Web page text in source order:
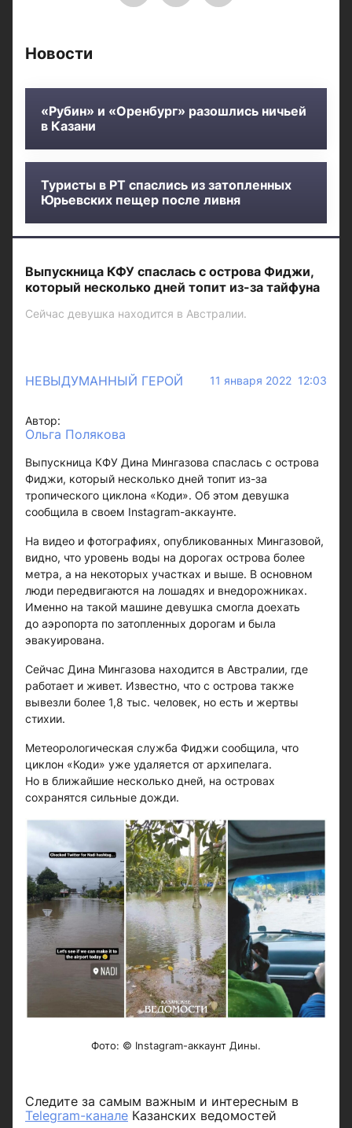
Новости
«Рубин» и «Оренбург» разошлись ничьей
в Казани
Туристы в РТ спаслись из затопленных
Юрьевских пещер после ливня
Выпускница КФУ спаслась с острова Фиджи,
который несколько дней топит из-за тайфуна
Сейчас девушка находится в Австралии.
НЕВЫДУМАННЫЙ ГЕРОЙ 11 января 2022 12:03
Автор:
Ольга Полякова
Выпускница КФУ Дина Мингазова спаслась с острова
Фиджи, который несколько дней топит из-за
тропического циклона «Коди». Об этом девушка
сообщила в своем Instagram-аккаунте.
На видео и фотографиях, опубликованных Мингазовой,
видно, что уровень воды на дорогах острова более
метра, а на некоторых участках и выше. В основном
люди передвигаются на лошадях и внедорожниках.
Именно на такой машине девушка смогла доехать
до аэропорта по затопленных дорогам и была
эвакуирована.
Сейчас Дина Мингазова находится в Австралии, где
работает и живет. Известно, что с острова также
вывезли более 1,8 тыс. человек, но есть и жертвы
стихии.
Метеорологическая служба Фиджи сообщила, что
циклон «Коди» уже удаляется от архипелага.
Но в ближайшие несколько дней, на островах
сохранятся сильные дожди.
Фото: © Instagram-аккаунт Дины.
Следите за самым важным и интересным в
Telegram-канале Казанских ведомостей